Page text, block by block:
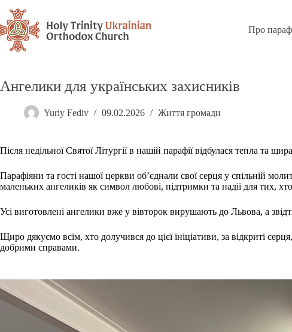
Про
Ангелики для українських захисників
Yuriy Fediv 09.02.2026 Життя громади
Після недільної Святої Літургії в нашій парафії відбулася тепла та
Парафіяни та гості нашої церкви об’єднали свої серця у спільній
маленьких ангеликів як символ любові, підтримки та надії для тих,
Усі виготовлені ангелики вже у вівторок вирушають до Львова, а
Щиро дякуємо всім, хто долучився до цієї ініціативи, за відкриті
добрими справами.